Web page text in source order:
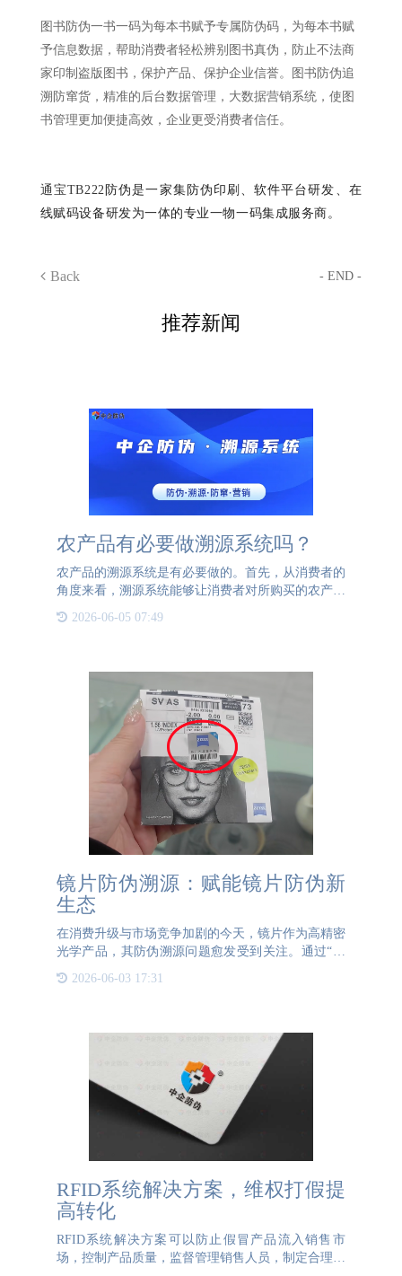
图书防伪一书一码为每本书赋予专属防伪码，为每本书赋
予信息数据，帮助消费者轻松辨别图书真伪，防止不法商
家印制盗版图书，保护产品、保护企业信誉。图书防伪追
溯防窜货，精准的后台数据管理，大数据营销系统，使图
书管理更加便捷高效，企业更受消费者信任。
通宝TB222 防伪是一家集防伪印刷、软件平台研发、在
线赋码设备研发为一体的专业一物一码集成服务商。
Back - END -
推荐新闻
农产品有必要做溯源系统吗？
农产品的溯源系统是有必要做的。首先，从消费者的
角度来看，溯源系统能够让消费者对所购买的农产品
楚了解农产品的产地、生产过程、质量检测等关键信
2026-06-05 07:49
镜片防伪溯源：赋能镜片防伪新
生态
在消费升级与市场竞争加剧的今天，镜片作为高精密
光学产品，其防伪溯源问题愈发受到关注。通过“一
物一码”技术与防伪贴标实现镜片全流程可追溯，已
成为保障消费者权益、维护品牌信誉的关键举措。镜
2026-06-03 17:31
RFID系统解决方案，维权打假提
高转化
RFID系统解决方案可以防止假冒产品流入销售市
场，控制产品质量，监督管理销售人员，制定合理的